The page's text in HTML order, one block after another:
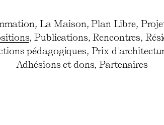
, La Maison, Plan Libre,
, Publications, Rencontres,
pédagogiques, Prix
Adhésions et dons, Partenaires